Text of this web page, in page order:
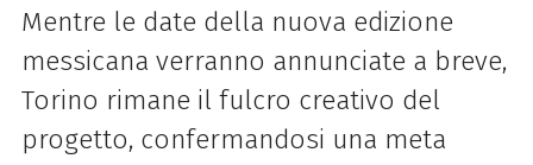
Mentre le date della nuova edizione
messicana verranno annunciate a breve,
Torino rimane il fulcro creativo del
progetto, confermandosi una meta